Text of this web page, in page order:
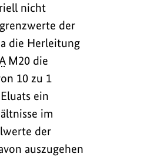
nicht
der
die Herleitung
M20 die
10 zu 1
ein
im
der
auszugehen